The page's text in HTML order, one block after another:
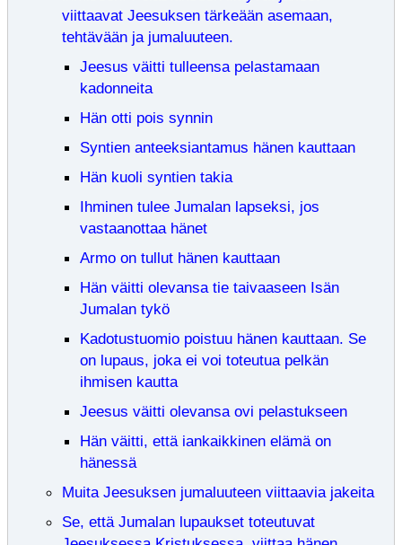
viittaavat Jeesuksen tärkeään asemaan,
tehtävään ja jumaluuteen.
Jeesus väitti tulleensa pelastamaan
kadonneita
Hän otti pois synnin
Syntien anteeksiantamus hänen kauttaan
Hän kuoli syntien takia
Ihminen tulee Jumalan lapseksi, jos
vastaanottaa hänet
Armo on tullut hänen kauttaan
Hän väitti olevansa tie taivaaseen Isän
Jumalan tykö
Kadotustuomio poistuu hänen kauttaan. Se
on lupaus, joka ei voi toteutua pelkän
ihmisen kautta
Jeesus väitti olevansa ovi pelastukseen
Hän väitti, että iankaikkinen elämä on
hänessä
Muita Jeesuksen jumaluuteen viittaavia jakeita
Se, että Jumalan lupaukset toteutuvat